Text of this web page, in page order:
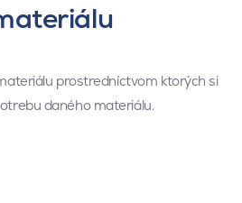
prostredníctvom ktorých si
daného materiálu.